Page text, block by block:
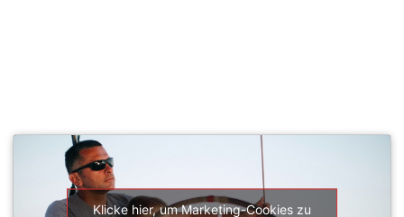
Klicke hier, um Marketing-Cookies zu